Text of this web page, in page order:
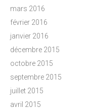
mars 2016
février 2016
janvier 2016
décembre 2015
octobre 2015
septembre 2015
juillet 2015
avril 2015